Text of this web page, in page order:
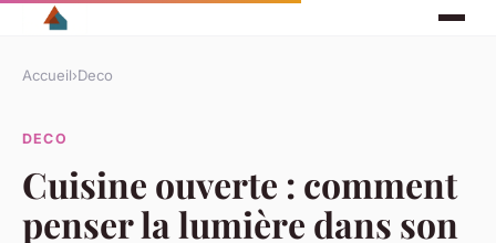
Accueil›Deco
DECO
Cuisine ouverte : comment
penser la lumière dans son